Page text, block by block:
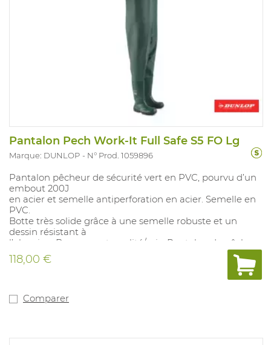
Pantalon Pech Work-It Full Safe S5 FO Lg
Marque: DUNLOP N° Prod. 1059896
Pantalon pêcheur de sécurité vert en PVC, pourvu d’un
embout 200J
en acier et semelle antiperforation en acier. Semelle en
PVC.
Botte très solide grâce à une semelle robuste et un
dessin résistant à
l’abrasion. Bon rapport qualité/prix. Pantalon de pêche
en PVC, étanche
à 100 %. Pointures: 39-47.
118,00 €
Comparer